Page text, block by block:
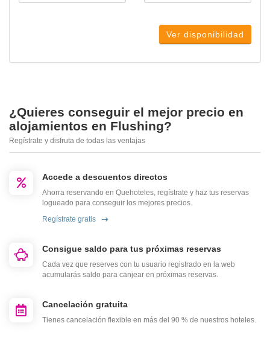
Ver disponibilidad
¿Quieres conseguir el mejor precio en
alojamientos en Flushing?
Regístrate y disfruta de todas las ventajas
Accede a descuentos directos
Ahorra reservando en Quehoteles, regístrate y haz tus reservas
logueado para conseguir los mejores precios.
Regístrate gratis
Consigue saldo para tus próximas reservas
Cada vez que reserves con tu usuario registrado en la web
acumularás saldo para canjear en próximas reservas.
Cancelación gratuita
Tienes cancelación flexible en más del 90 % de nuestros hoteles.